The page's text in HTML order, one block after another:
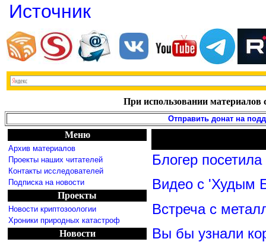
Источник
При использовании материалов
Отправить донат на
Меню
Архив материалов
Проекты наших читателей
Контакты исследователей
Подписка на новости
Проекты
Новости криптозоологии
Хроники природных катастроф
Новости
Блогер
Видео с 'Худым
Встреча с
Вы бы узнали